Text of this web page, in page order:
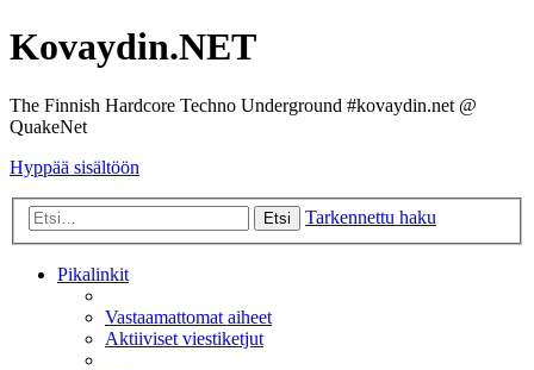
Kovaydin.NET
The Finnish Hardcore Techno Underground #kovaydin.net @
QuakeNet
Hyppää sisältöön
Etsi Tarkennettu haku
Pikalinkit
Vastaamattomat aiheet
Aktiiviset viestiketjut